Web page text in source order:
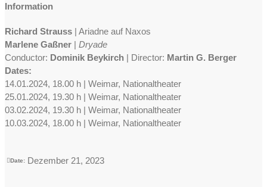
Information
Richard Strauss | Ariadne auf Naxos
Marlene Gaßner | Dryade
Conductor: Dominik Beykirch | Director: Martin G. Berger
Dates:
14.01.2024, 18.00 h | Weimar, Nationaltheater
25.01.2024, 19.30 h | Weimar, Nationaltheater
03.02.2024, 19.30 h | Weimar, Nationaltheater
10.03.2024, 18.00 h | Weimar, Nationaltheater
Date: Dezember 21, 2023